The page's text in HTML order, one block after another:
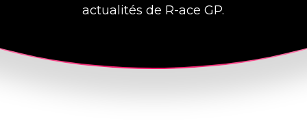
actualités de R-ace GP.